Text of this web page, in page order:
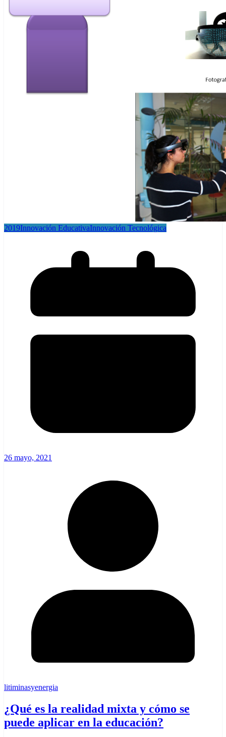
2019Innovación EducativaInnovación Tecnológica
26 mayo, 2021
litiminasyenergia
¿Qué es la realidad mixta y cómo se
puede aplicar en la educación?